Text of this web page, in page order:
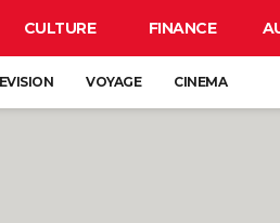
CULTURE FINANCE
VOYAGE CINEMA